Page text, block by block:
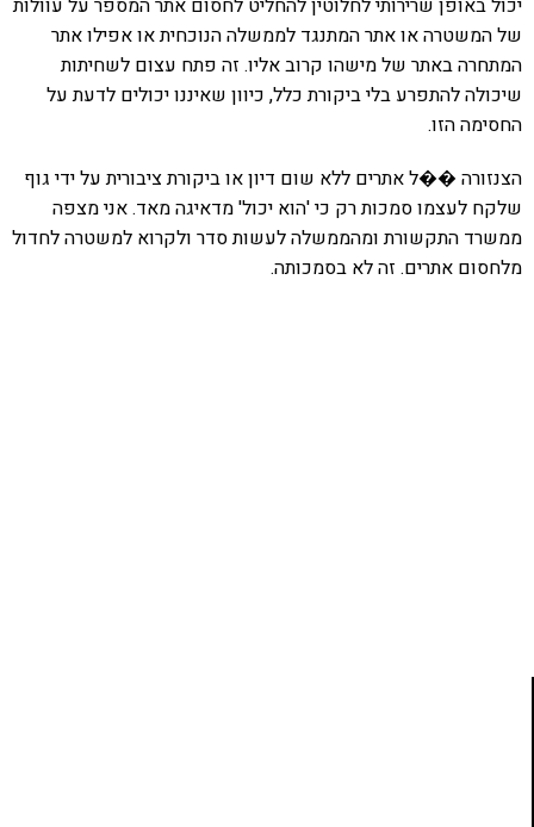
של המשטרה או אתר המתנגד לממשלה הנוכחית או אפילו אתר
המתחרה באתר של מישהו קרוב אליו. זה פתח עצום לשחיתות
שיכולה להתפרע בלי ביקורת כלל, כיוון שאיננו יכולים לדעת על
החסימה הזו.
הצנזורה ��ל אתרים ללא שום דיון או ביקורת ציבורית על ידי גוף
שלקח לעצמו סמכות רק כי 'הוא יכול' מדאיגה מאד. אני מצפה
ממשרד התקשורת ומהממשלה לעשות סדר ולקרוא למשטרה לחדול
מלחסום אתרים. זה לא בסמכותה.